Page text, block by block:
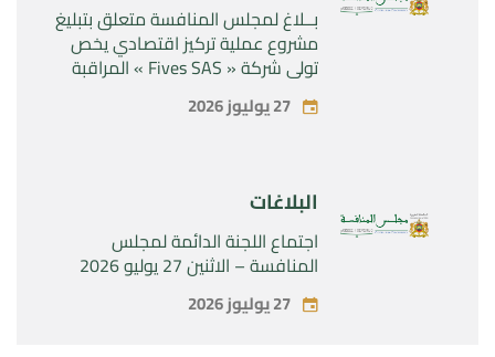
بــلاغ لمجلس المنافسة متعلق بتبليغ
مشروع عملية تركيز اقتصادي يخص
تولي شركة « Fives SAS » المراقبة
SAS »27 يوليوز 2026
البلاغات
اجتماع اللجنة الدائمة لمجلس
المنافسة – الاثنين 27 يوليو 2026
27 يوليوز 2026